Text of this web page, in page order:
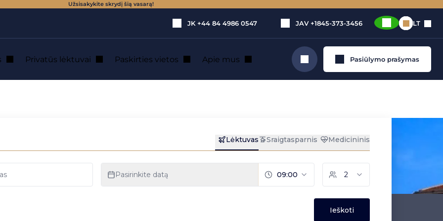
Užsisakykite skrydį šią vasarą!
JK +44 84 4986 0547 JAV +1845-373-3456 LT
Privatūs lėktuvai Paskirties vietos Apie mus Ieškoti Pasiūlymo prašymas